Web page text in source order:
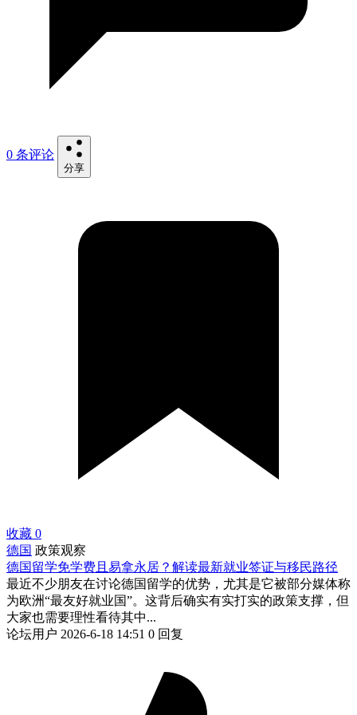
0 条评论
分享
收藏 0
德国 政策观察
德国留学免学费且易拿永居？解读最新就业签证与移民路径
最近不少朋友在讨论德国留学的优势，尤其是它被部分媒体称
为欧洲“最友好就业国”。这背后确实有实打实的政策支撑，但
大家也需要理性看待其中...
论坛用户 2026-6-18 14:51 0 回复